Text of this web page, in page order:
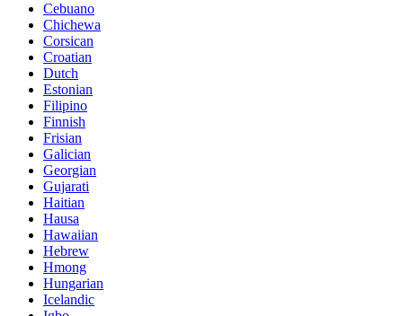
Cebuano
Chichewa
Corsican
Croatian
Dutch
Estonian
Filipino
Finnish
Frisian
Galician
Georgian
Gujarati
Haitian
Hausa
Hawaiian
Hebrew
Hmong
Hungarian
Icelandic